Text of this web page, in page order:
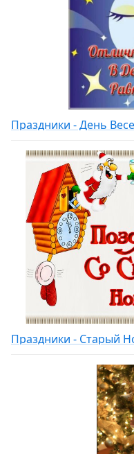
Праздники - День
Праздники - Старый